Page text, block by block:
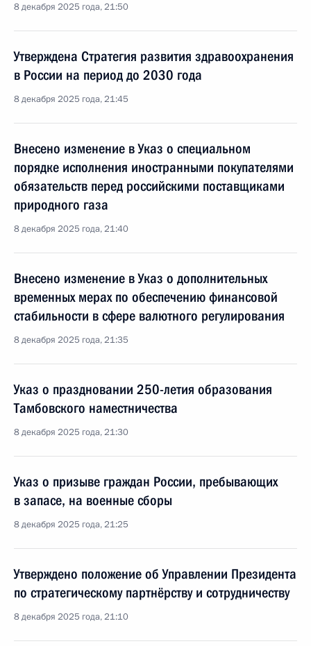
8 декабря 2025 года, 21:50
Утверждена Стратегия развития здравоохранения
в России на период до 2030 года
8 декабря 2025 года, 21:45
Внесено изменение в Указ о специальном
порядке исполнения иностранными покупателями
обязательств перед российскими поставщиками
природного газа
8 декабря 2025 года, 21:40
Внесено изменение в Указ о дополнительных
временных мерах по обеспечению финансовой
стабильности в сфере валютного регулирования
8 декабря 2025 года, 21:35
Указ о праздновании 250-летия образования
Тамбовского наместничества
8 декабря 2025 года, 21:30
Указ о призыве граждан России, пребывающих
в запасе, на военные сборы
8 декабря 2025 года, 21:25
Утверждено положение об Управлении Президента
по стратегическому партнёрству и сотрудничеству
8 декабря 2025 года, 21:10